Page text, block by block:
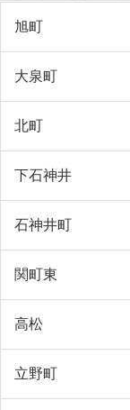
旭町
大泉町
北町
下石神井
石神井町
関町東
高松
立野町